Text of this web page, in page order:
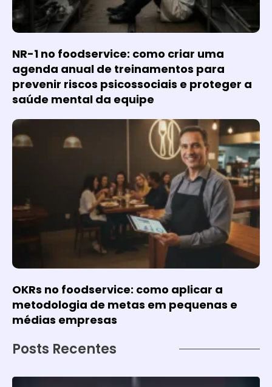
NR-1 no foodservice: como criar uma
agenda anual de treinamentos para
prevenir riscos psicossociais e proteger a
saúde mental da equipe
OKRs no foodservice: como aplicar a
metodologia de metas em pequenas e
médias empresas
Posts Recentes